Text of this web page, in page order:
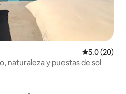
Calificación
5.0 (20)
naturaleza y puestas de sol